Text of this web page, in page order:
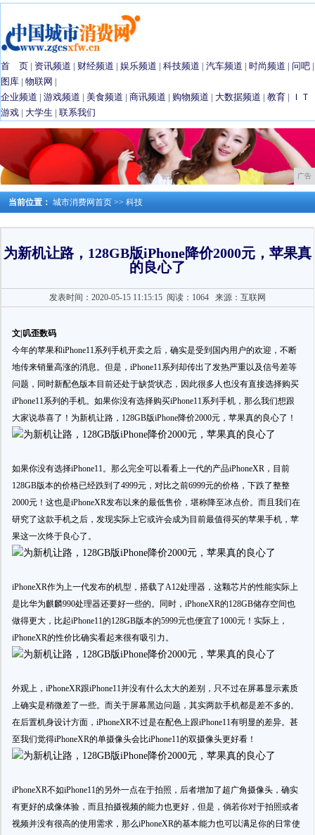
首 页 | 资讯频道 | 财经频道 | 娱乐频道 | 科技频道 | 汽车频道 | 时尚频道 | 问吧 |
图库 | 物联网 |
企业频道 | 游戏频道 | 美食频道 | 商讯频道 | 购物频道 | 大数据频道 | 教育 |
ＩＴ
游戏 | 大学生 | 联系我们
广告
当前位置： 城市消费网首页 >> 科技
为新机让路，128GB版iPhone降价2000元，苹果真
的良心了
发表时间：2020-05-15 11:15:15 阅读：1064来源：互联网
文|叽歪数码
今年的苹果和iPhone11系列手机开卖之后，确实是受到国内用户的欢迎，不断
地传来销量高涨的消息。但是，iPhone11系列却传出了发热严重以及信号差等
问题，同时新配色版本目前还处于缺货状态，因此很多人也没有直接选择购买
iPhone11系列的手机。如果你没有选择购买iPhone11系列手机，那么我们想跟
大家说恭喜了！为新机让路，128GB版iPhone降价2000元，苹果真的良心了！
如果你没有选择iPhone11。那么完全可以看看上一代的产品iPhoneXR，目前
128GB版本的价格已经跌到了4999元，对比之前6999元的价格，下跌了整整
2000元！这也是iPhoneXR发布以来的最低售价，堪称降至冰点价。而且我们在
研究了这款手机之后，发现实际上它或许会成为目前最值得买的苹果手机，苹
果这一次终于良心了。
iPhoneXR作为上一代发布的机型，搭载了A12处理器，这颗芯片的性能实际上
是比华为麒麟990处理器还要好一些的。同时，iPhoneXR的128GB储存空间也
做得更大，比起iPhone11的128GB版本的5999元也便宜了1000元！实际上，
iPhoneXR的性价比确实看起来很有吸引力。
外观上，iPhoneXR跟iPhone11并没有什么太大的差别，只不过在屏幕显示素质
上确实是稍微差了一些。而关于屏幕黑边问题，其实两款手机都是差不多的。
在后置机身设计方面，iPhoneXR不过是在配色上跟iPhone11有明显的差异。甚
至我们觉得iPhoneXR的单摄像头会比iPhone11的双摄像头更好看！
iPhoneXR不如iPhone11的另外一点在于拍照，后者增加了超广角摄像头，确实
有更好的成像体验，而且拍摄视频的能力也更好，但是，倘若你对于拍照或者
视频并没有很高的使用需求，那么iPhoneXR的基本能力也可以满足你的日常使